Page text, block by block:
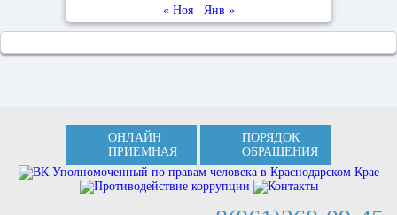
« Ноя
Янв »
ОНЛАЙН
ПРИЕМНАЯ
ПОРЯДОК
ОБРАЩЕНИЯ